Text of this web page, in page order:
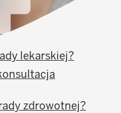
lekarskiej?
zdrowotnej?